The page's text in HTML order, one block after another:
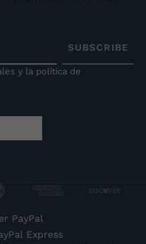
SUBSCRIBE
y la política de
PayPal
Express